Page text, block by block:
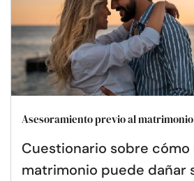
Asesoramiento previo al matrimonio
Cuestionario sobre cómo
matrimonio puede dañar